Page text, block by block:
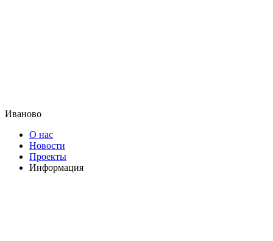
Иваново
О нас
Новости
Проекты
Информация